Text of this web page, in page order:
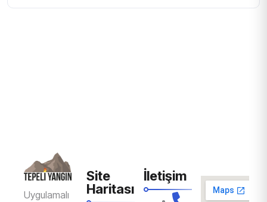
Uygulamalı
Site
Haritası
İletişim